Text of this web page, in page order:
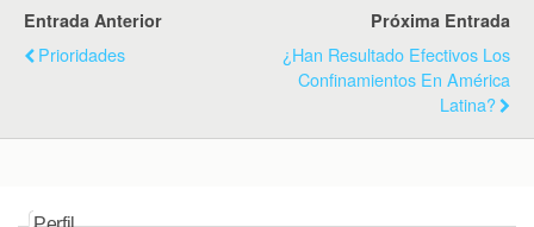
Entrada Anterior
Prioridades
Próxima Entrada
¿Han Resultado Efectivos Los
Confinamientos En América
Latina?